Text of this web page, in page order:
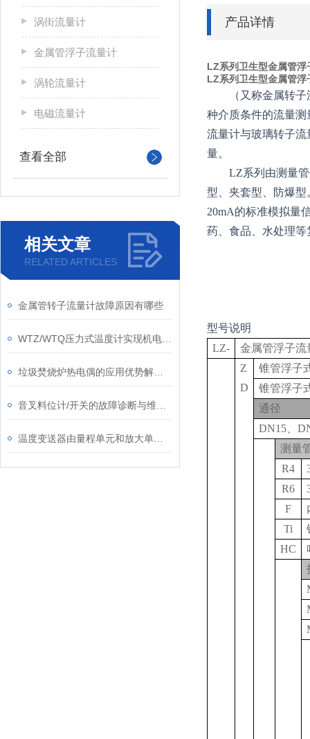
涡街流量计
金属管浮子流量计
涡轮流量计
电磁流量计
查看全部
相关文章
RELATED ARTICLES
金属管转子流量计故障原因有哪些
产品详情
LZ系列卫生型金属管浮
LZ系列卫生型金属管浮
（又称金属转
种介质条件的流量
流量计与玻璃转子
量。
LZ系列由测量
型、夹套型、防爆
20mA的标准模拟量
药、食品、水处理
型号说明
LZ-
金属管浮子流
Z
D
锥管浮子
锥管浮子
通径
DN15 、
测量
R4
R6
F
Ti
HC